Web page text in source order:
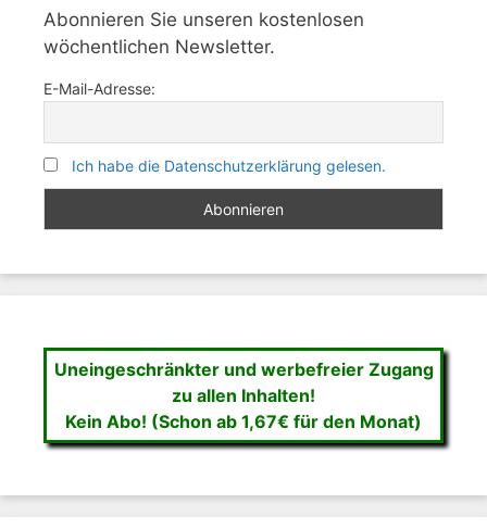
Abonnieren Sie unseren kostenlosen
wöchentlichen Newsletter.
E-Mail-Adresse:
Ich habe die Datenschutzerklärung gelesen.
Uneingeschränkter und werbefreier Zugang
zu allen Inhalten!
Kein Abo! (Schon ab 1,67€ für den Monat)